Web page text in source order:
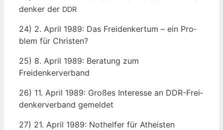
den­ker der DDR
24) 2. April 1989: Das Frei­den­ker­tum – ein Pro­
blem für Christen?
25) 8. April 1989: Bera­tung zum
Freidenkerverband
26) 11. April 1989: Gro­ßes Inter­es­se an DDR-Frei­
den­ker­ver­band gemeldet
27) 21. April 1989: Not­hel­fer für Atheisten